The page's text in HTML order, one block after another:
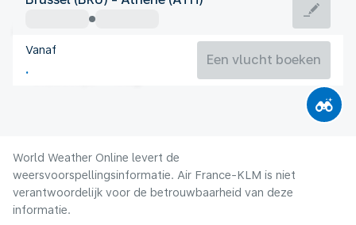
Athene
Griekenland
Vanaf
Een vlucht boeken
World Weather Online levert de
weersvoorspellingsinformatie. Air France-KLM is niet
verantwoordelijk voor de betrouwbaarheid van deze
informatie.